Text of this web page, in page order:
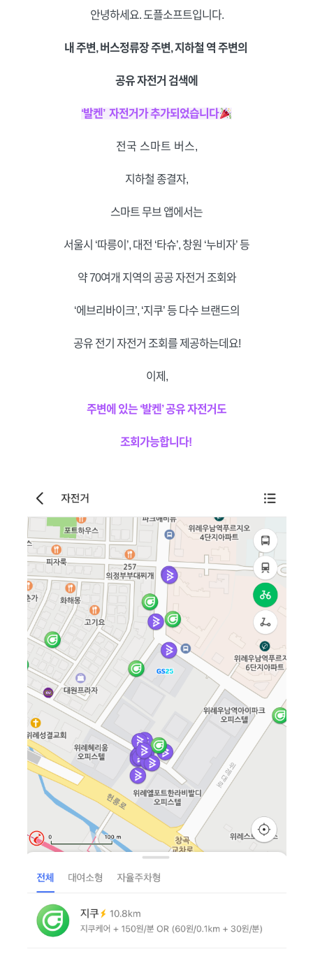
안녕하세요. 도플소프트입니다.
내 주변, 버스정류장 주변, 지하철 역 주변의
공유 자전거 검색에
‘발켄’ 자전거가 추가되었습니다
전국 스마트 버스,
지하철 종결자,
스마트 무브 앱에서는
서울시 ‘따릉이’, 대전 ‘타슈’, 창원 ‘누비자’ 등
약 70여개 지역의 공공 자전거 조회와
‘에브리바이크’, ‘지쿠’ 등 다수 브랜드의
공유 전기 자전거 조회를 제공하는데요!
이제,
주변에 있는 ‘발켄’ 공유 자전거도
조회가능합니다!